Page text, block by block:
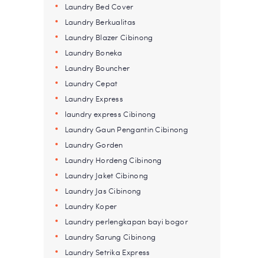
Laundry Bed Cover
Laundry Berkualitas
Laundry Blazer Cibinong
Laundry Boneka
Laundry Bouncher
Laundry Cepat
Laundry Express
laundry express Cibinong
Laundry Gaun Pengantin Cibinong
Laundry Gorden
Laundry Hordeng Cibinong
Laundry Jaket Cibinong
Laundry Jas Cibinong
Laundry Koper
Laundry perlengkapan bayi bogor
Laundry Sarung Cibinong
Laundry Setrika Express